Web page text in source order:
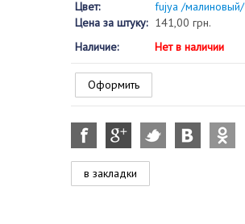
Цвет:
fujya /малиновый/
Цена за штуку: 141,00 грн.
Наличие:
Нет в наличии
Оформить
в закладки